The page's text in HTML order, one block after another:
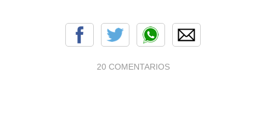
20 COMENTARIOS